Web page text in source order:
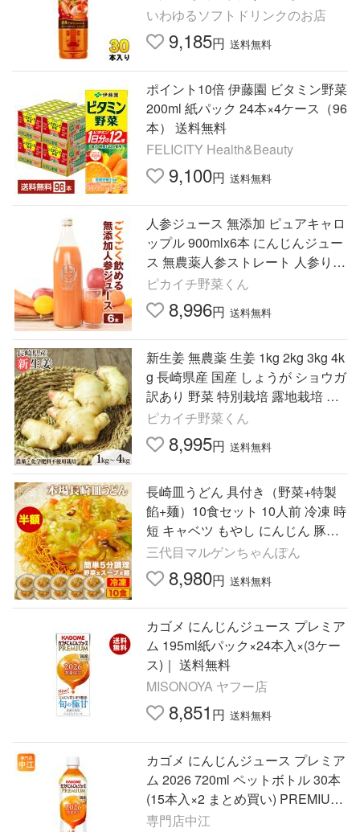
ース 野菜ジュース 国産 食物繊維
いわゆるソフトドリンクのお店
9,185円 送料無料
ポイント10倍 伊藤園 ビタミン野菜
200ml 紙パック 24本×4ケース（96
本） 送料無料
FELICITY Health&Beauty
9,100円 送料無料
人参ジュース 無添加 ピュアキャロ
ップル 900mlx6本 にんじんジュー
ス 無農薬人参ストレート 人参りん
ごレモンジュース 爆買
ピカイチ野菜くん
8,996円 送料無料
新生姜 無農薬 生姜 1kg 2kg 3kg 4k
g 長崎県産 国産 しょうが ショウガ
訳あり 野菜 特別栽培 露地栽培 家
庭用 にんじんジュース
ピカイチ野菜くん
8,995円 送料無料
長崎皿うどん 具付き（野菜+特製
餡+麺）10食セット 10人前 冷凍 時
短 キャベツ もやし にんじん 豚肉
えび あさり かまぼこ てんぷら き
くらげ コーン
三代目マルゲンちゃんぽん
8,980円 送料無料
カゴメ にんじんジュース プレミア
ム 195ml紙パック×24本入×(3ケー
ス)｜ 送料無料
MISONOYA ヤフー店
8,851 円 送料無料
カゴメ にんじんジュース プレミア
ム 2026 720ml ペットボトル 30本
(15本入×2 まとめ買い) PREMIUM
数量限定 国産にんじん100% カロ
専門店中江